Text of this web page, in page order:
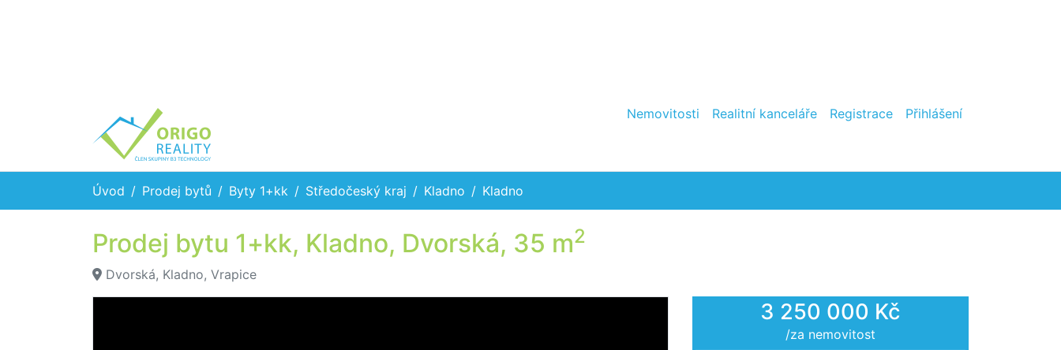
Nemovitosti Realitní kanceláře Registrace Přihlášení
Úvod Prodej bytů Byty 1+kk Středočeský kraj Kladno Kladno
Prodej bytu 1+kk, Kladno, Dvorská, 35 m2
Dvorská, Kladno, Vrapice
3 250 000 Kč
/za nemovitost